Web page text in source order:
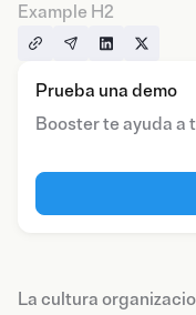
Example H2
Prueba una demo
Booster te ayuda a
La cultura